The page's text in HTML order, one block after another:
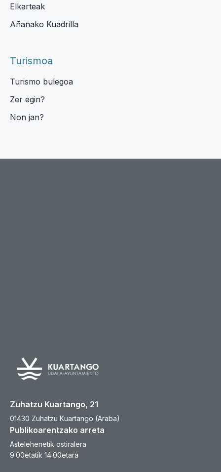
Elkarteak
Añanako Kuadrilla
Turismoa
Turismo bulegoa
Zer egin?
Non jan?
Zuhatzu Kuartango, 21
01430 Zuhatzu Kuartango (Araba)
Publikoarentzako arreta
Astelehenetik ostiralera
9:00etatik 14:00etara